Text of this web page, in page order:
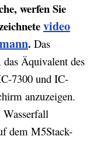
werfen Sie
video
. Das
Äquivalent des
7300 und IC-
anzuzeigen.
dem M5Stack-